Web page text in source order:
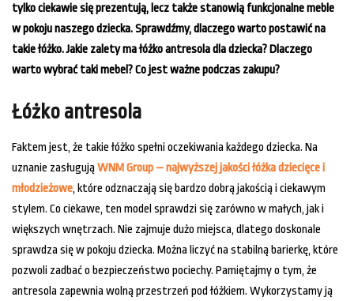
tylko ciekawie się prezentują, lecz także stanowią funkcjonalne meble
w pokoju naszego dziecka. Sprawdźmy, dlaczego warto postawić na
takie łóżko. Jakie zalety ma łóżko antresola dla dziecka? Dlaczego
warto wybrać taki mebel? Co jest ważne podczas zakupu?
Łóżko antresola
Faktem jest, że takie łóżko spełni oczekiwania każdego dziecka. Na
uznanie zasługująWNM Group – najwyższej jakości łóżka dziecięce i
młodzieżowe, które odznaczają się bardzo dobrą jakością i ciekawym
stylem. Co ciekawe, ten model sprawdzi się zarówno w małych, jak i
większych wnętrzach. Nie zajmuje dużo miejsca, dlatego doskonale
sprawdza się w pokoju dziecka. Można liczyć na stabilną barierkę, które
pozwoli zadbać o bezpieczeństwo pociechy. Pamiętajmy o tym, że
antresola zapewnia wolną przestrzeń pod łóżkiem. Wykorzystamy ją